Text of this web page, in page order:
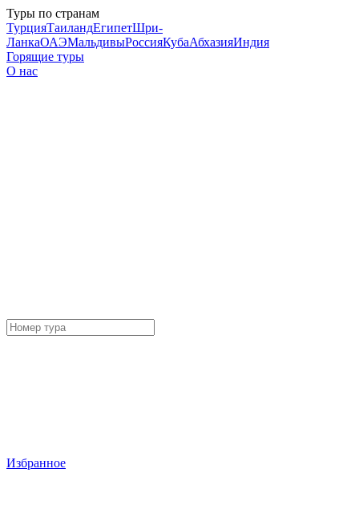
Туры по странам
ТурцияТаиландЕгипетШри-
ЛанкаОАЭМальдивыРоссияКубаАбхазияИндия
Горящие туры
О нас
Избранное